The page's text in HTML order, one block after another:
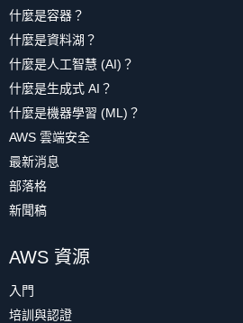
什麼是容器？
什麼是資料湖？
什麼是人工智慧 (AI)？
什麼是生成式 AI？
什麼是機器學習 (ML)？
AWS 雲端安全
最新消息
部落格
新聞稿
AWS 資源
入門
培訓與認證